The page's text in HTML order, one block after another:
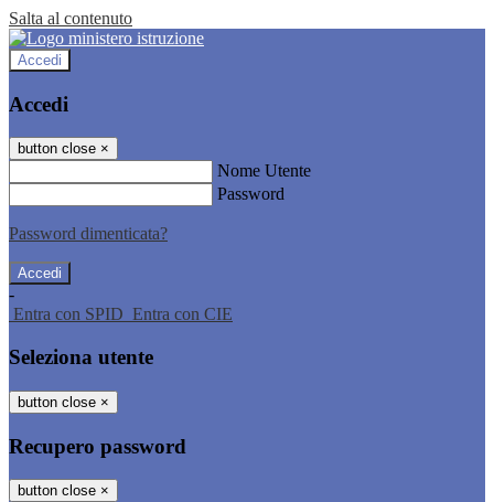
Salta al contenuto
Accedi
Accedi
button close ×
Nome Utente
Password
Password dimenticata?
-
Entra con SPID Entra con CIE
Seleziona utente
button close ×
Recupero password
button close ×